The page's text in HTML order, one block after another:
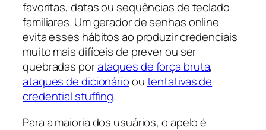
favoritas, datas ou sequências de teclado
familiares. Um gerador de senhas online
evita esses hábitos ao produzir credenciais
muito mais difíceis de prever ou ser
quebradas porataques de força bruta,
ataques de dicionáriooutentativas de
credential stuffing.
Para a maioria dos usuários, o apelo é